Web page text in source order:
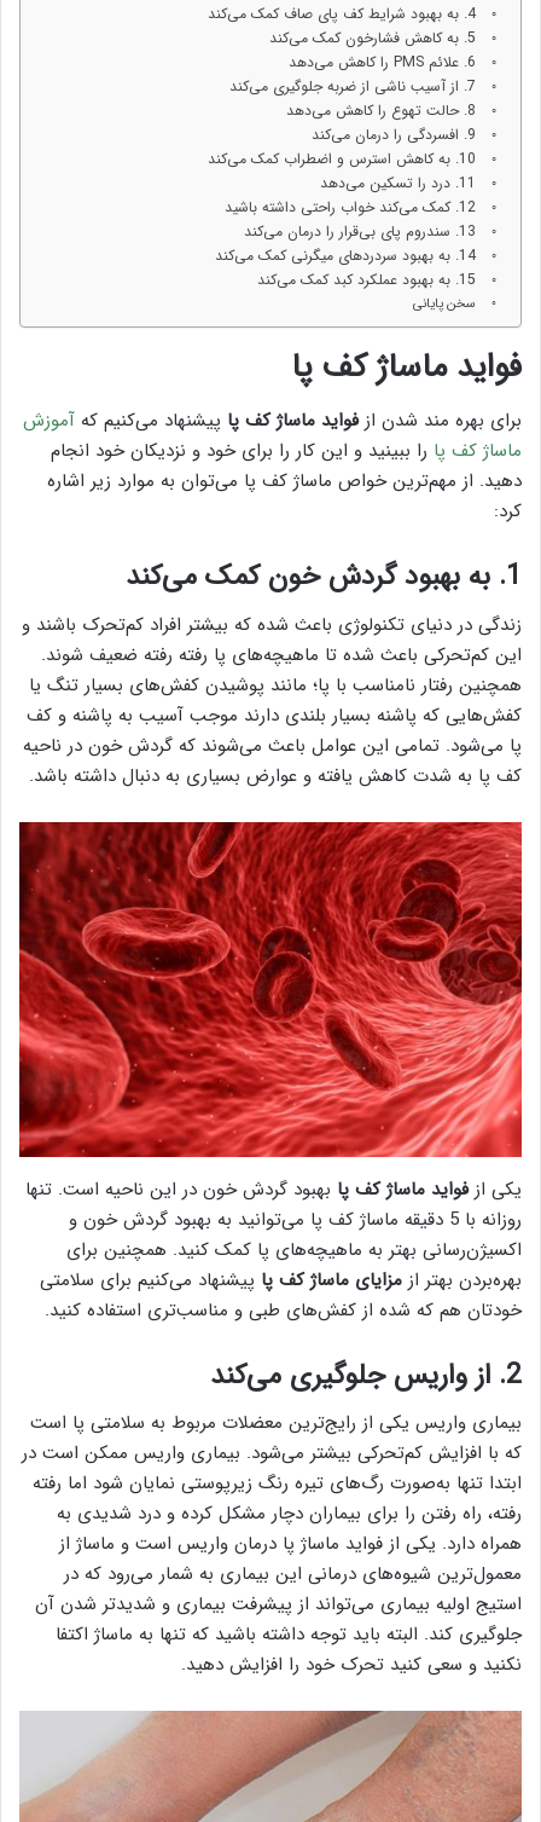
4. به بهبود شرایط کف پای صاف کمک می‌کند
5. به کاهش فشارخون کمک می‌کند
6. علائم PMS را کاهش می‌دهد
7. از آسیب ناشی از ضربه جلوگیری می‌کند
8. حالت تهوع را کاهش می‌دهد
9. افسردگی را درمان می‌کند
10. به کاهش استرس و اضطراب کمک می‌کند
11. درد را تسکین می‌دهد
12. کمک می‌کند خواب راحتی داشته باشید
13. سندروم پای بی‌قرار را درمان می‌کند
14. به بهبود سردردهای میگرنی کمک می‌کند
15. به بهبود عملکرد کبد کمک می‌کند
سخن پایانی
فواید ماساژ کف پا
برای بهره مند شدن ازفواید ماساژ کف پا پیشنهاد می‌کنیم که آموزش
ماساژ کف پا را ببینید و این کار را برای خود و نزدیکان خود انجام
دهید. از مهم‌ترین خواص ماساژ کف پا می‌توان به موارد زیر اشاره
کرد:
1. به بهبود گردش خون کمک می‌کند
زندگی در دنیای تکنولوژی باعث شده که بیشتر افراد کم‌تحرک باشند و
این کم‌تحرکی باعث شده تا ماهیچه‌های پا رفته رفته ضعیف شوند.
همچنین رفتار نامناسب با پا؛ مانند پوشیدن کفش‌های بسیار تنگ یا
کفش‌هایی که پاشنه بسیار بلندی دارند موجب آسیب به پاشنه و کف
پا می‌شود. تمامی این عوامل باعث می‌شوند که گردش خون در ناحیه
کف پا به شدت کاهش یافته و عوارض بسیاری به دنبال داشته باشد.
یکی ازفواید ماساژ کف پا بهبود گردش خون در این ناحیه است. تنها
روزانه با 5 دقیقه ماساژ کف پا می‌توانید به بهبود گردش خون و
اکسیژن‌رسانی بهتر به ماهیچه‌های پا کمک کنید. همچنین برای
بهره‌بردن بهتر از مزایای ماساژ کف پا پیشنهاد می‌کنیم برای سلامتی
خودتان هم که شده از کفش‌های طبی و مناسب‌تری استفاده کنید.
2. از واریس جلوگیری می‌کند
بیماری واریس یکی از رایج‌ترین معضلات مربوط به ‌سلامتی پا است
که با افزایش کم‌تحرکی بیشتر می‌شود. بیماری واریس ممکن است در
ابتدا تنها به‌صورت رگ‌های تیره رنگ زیرپوستی نمایان شود اما رفته
رفته، راه رفتن را برای بیماران دچار مشکل کرده و درد شدیدی به
همراه دارد. یکی از فواید ماساژ پا درمان واریس است و ماساژ از
معمول‌ترین شیوه‌های درمانی این بیماری به شمار می‌رود که در
استیج اولیه بیماری می‌تواند از پیشرفت بیماری و شدیدتر شدن آن
جلوگیری کند. البته باید توجه داشته باشید که تنها به ماساژ اکتفا
نکنید و سعی کنید تحرک خود را افزایش دهید.